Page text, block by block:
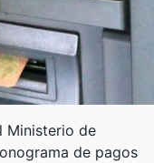
Ministerio de
de pagos